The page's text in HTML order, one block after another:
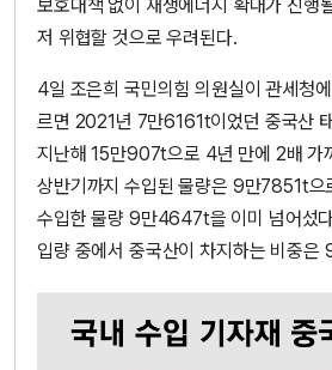
보호대책 없이 재생에너지 확대가 진행
저 위협할 것으로 우려된다.
4일 조은희 국민의힘 의원실이 관세청
르면 2021년 7만6161t이었던 중국산
지난해 15만907t으로 4년 만에 2배 가
상반기까지 수입된 물량은 9만7851t
수입한 물량 9만4647t을 이미 넘어섰
입량 중에서 중국산이 차지하는 비중은